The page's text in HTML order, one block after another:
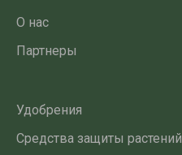
О нас
Партнеры
Удобрения
Средства защиты растений